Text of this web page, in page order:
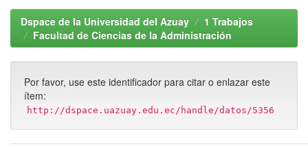
Dspace de la Universidad del Azuay
1 Trabajos
Facultad de Ciencias de la Administración
Por favor, use este identificador para citar o enlazar este
ítem:
http://dspace.uazuay.edu.ec/handle/datos/5356